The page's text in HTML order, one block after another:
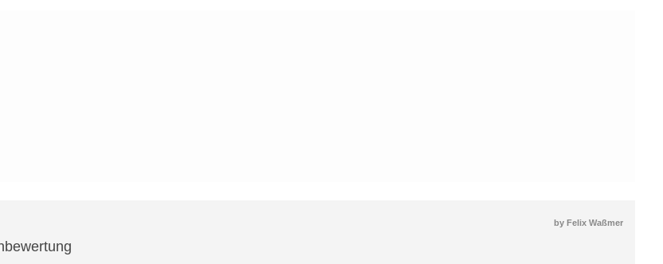
by Felix Waßmer